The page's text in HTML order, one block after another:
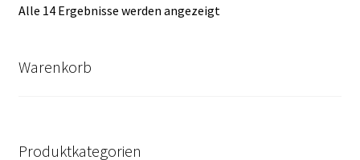
Alle 14 Ergebnisse werden angezeigtNach
Warenkorb
Produktkategorien